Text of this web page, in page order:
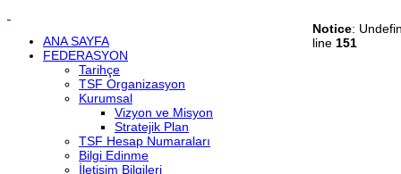
ANA SAYFA
FEDERASYON
Tarihçe
TSF Organizasyon
Kurumsal
Vizyon ve Misyon
Stratejik Plan
TSF Hesap Numaraları
Bilgi Edinme
İletişim Bilgileri
Notice:
line 151